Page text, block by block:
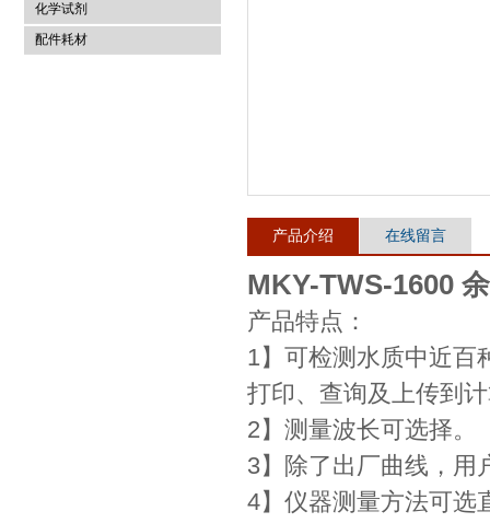
化学试剂
配件耗材
产品介绍 在线留言
MKY-TWS-1600
产品特点：
1】可检测水质中近百
打印、查询及上传到
2】测量波长可选择。
3】除了出厂曲线，
4】仪器测量方法可选